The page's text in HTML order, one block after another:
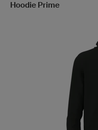
Hoodie Prime